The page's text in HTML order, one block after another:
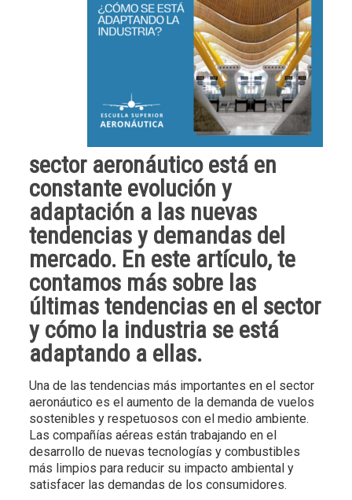
sector aeronáutico está en
constante evolución y
adaptación a las nuevas
tendencias y demandas del
mercado. En este artículo, te
contamos más sobre las
últimas tendencias en el sector
y cómo la industria se está
adaptando a ellas.
Una de las tendencias más importantes en el sector
aeronáutico es el aumento de la demanda de vuelos
sostenibles y respetuosos con el medio ambiente.
Las compañías aéreas están trabajando en el
desarrollo de nuevas tecnologías y combustibles
más limpios para reducir su impacto ambiental y
satisfacer las demandas de los consumidores.